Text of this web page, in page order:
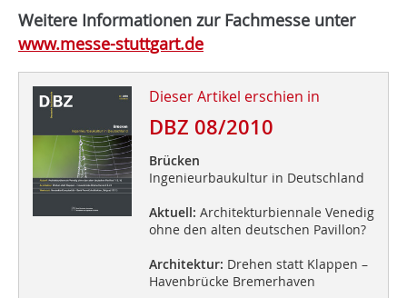
Weitere Informationen zur Fachmesse unter
www.messe-stuttgart.de
Dieser Artikel erschien in
DBZ 08/2010
Brücken
Ingenieurbaukultur in Deutschland
Aktuell: Architekturbiennale Venedig
ohne den alten deutschen Pavillon?
Architektur: Drehen statt Klappen –
Havenbrücke Bremerhaven